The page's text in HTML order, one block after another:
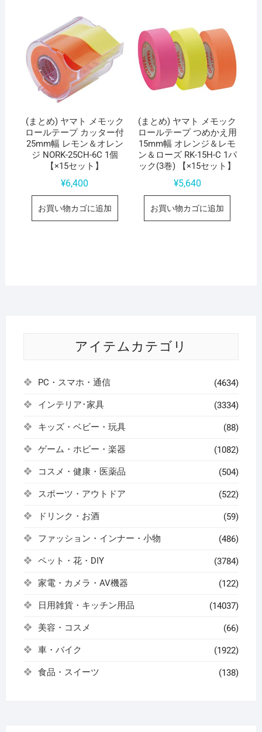
(まとめ) ヤマト メモック
ロールテープ カッター付
25mm幅 レモン＆オレン
ジ NORK-25CH-6C 1個
【×15セット】
¥6,400
お買い物カゴに追加
(まとめ) ヤマト メモック
ロールテープ つめかえ用
15mm幅 オレンジ＆レモ
ン＆ローズ RK-15H-C 1パ
ック(3巻) 【×15セット】
¥5,640
お買い物カゴに追加
アイテムカテゴリ
PC・スマホ・通信 (4634)
インテリア･家具 (3334)
キッズ・ベビー・玩具 (88)
ゲーム・ホビー・楽器 (1082)
コスメ・健康・医薬品 (504)
スポーツ・アウトドア (522)
ドリンク・お酒 (59)
ファッション・インナー・小物 (486)
ペット・花・DIY (3784)
家電・カメラ・AV機器 (122)
日用雑貨・キッチン用品 (14037)
美容・コスメ (66)
車・バイク (1922)
食品・スイーツ (138)